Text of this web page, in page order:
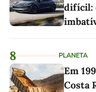
difícil:
8 PLANETA
Em
Costa